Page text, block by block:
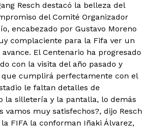
Resch destacó la belleza del
del Comité Organizador
encabezado por Gustavo Moreno
complaciente para la Fifa ver un
El Centenario ha progresado
con la visita del año pasado y
que cumplirá perfectamente con el
le faltan detalles de
la silletería y la pantalla, lo demás
vamos muy satisfechos?, dijo Resch
FIFA la conforman Iñaki Álvarez,